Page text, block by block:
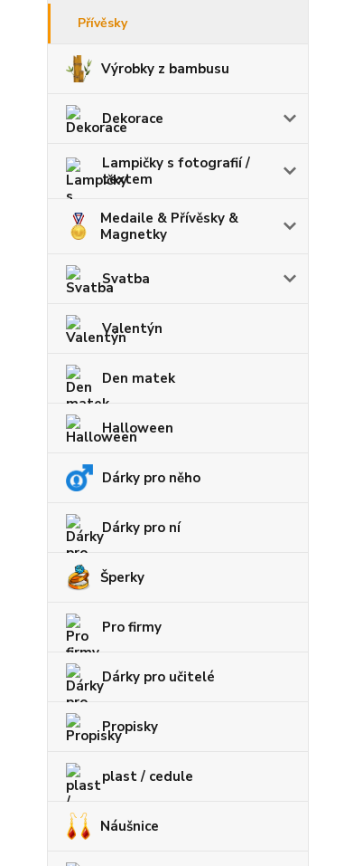
Přívěsky
Výrobky z bambusu
Dekorace
Lampičky s fotografií /
textem
Medaile & Přívěsky &
Magnetky
Svatba
Valentýn
Den matek
Halloween
Dárky pro něho
Dárky pro ní
Šperky
Pro firmy
Dárky pro učitelé
Propisky
plast / cedule
Náušnice